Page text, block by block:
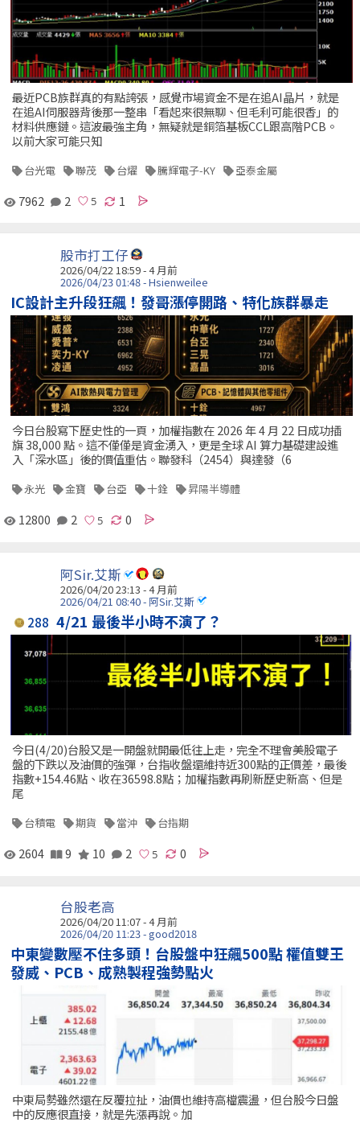
最近PCB族群真的有點誇張，感覺市場資金不是在追AI晶片，就是
在追AI伺服器背後那一整串「看起來很無聊、但毛利可能很香」的
材料供應鏈。這波最強主角，無疑就是銅箔基板CCL跟高階PCB。
以前大家可能只知
台光電 聯茂 台燿 騰輝電子-KY 亞泰金屬
7962 2 1
股市打工仔
2026/04/22 18:59 - 4 月前
2026/04/23 01:48 - Hsienweilee
IC設計主升段狂飆！發哥漲停開路、特化族群暴走
今日台股寫下歷史性的一頁，加權指數在 2026 年 4 月 22 日成功插
旗 38,000 點。這不僅僅是資金湧入，更是全球 AI 算力基礎建設進
入「深水區」後的價值重估。聯發科（2454）與達發（6
永光 金寶 台亞 十銓 昇陽半導體
12800 2 0
阿Sir.艾斯
2026/04/20 23:13 - 4 月前
2026/04/21 08:40 - 阿Sir.艾斯
288 4/21 最後半小時不演了？
今日(4/20)台股又是一開盤就開最低往上走，完全不理會美股電子
盤的下跌以及油價的強彈，台指收盤還維持近300點的正價差，最後
指數+154.46點、收在36598.8點；加權指數再刷新歷史新高、但是
尾
台積電 期貨 當沖 台指期
2604 9 10 2 0
台股老高
2026/04/20 11:07 - 4 月前
2026/04/20 11:23 - good2018
中東變數壓不住多頭！台股盤中狂飆500點 權值雙王
發威、PCB、成熟製程強勢點火
中東局勢雖然還在反覆拉扯，油價也維持高檔震盪，但台股今日盤
中的反應很直接，就是先漲再說。加